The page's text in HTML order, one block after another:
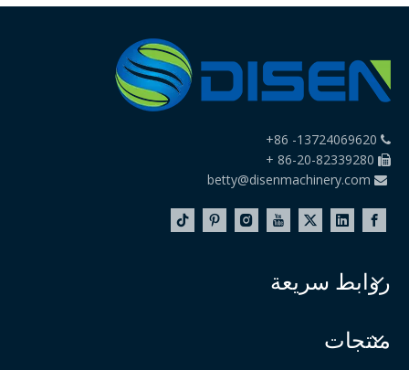

13724069620- 86+


betty@disenmachinery.com
روابط سريعة
منتجات